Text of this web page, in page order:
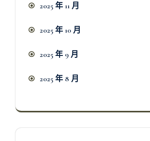
2025 年 11 月
2025 年 10 月
2025 年 9 月
2025 年 8 月